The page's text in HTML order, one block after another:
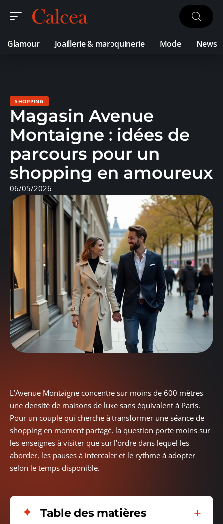
Glamour Joaillerie & maroquinerie Mode News
SHOPPING
Magasin Avenue
Montaigne : idées de
parcours pour un
shopping en amoureux
06/05/2026
L’Avenue Montaigne concentre sur moins de 600 mètres
une densité de maisons de luxe sans équivalent à Paris.
Pour un couple qui cherche à transformer une séance de
shopping en moment partagé, la question porte moins sur
les enseignes à visiter que sur l’ordre dans lequel les
aborder, les pauses à intercaler et le rythme à adopter
selon le temps disponible.
Table des matières